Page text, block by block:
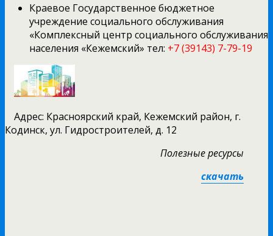
Краевое Государственное бюджетное
учреждение социального обслуживания
«Комплексный центр социального обслуживания
населения «Кежемский» тел: +7 (39143) 7-79-19
Адрес: Красноярский край, Кежемский район, г.
Кодинск, ул. Гидростроителей, д. 12
Полезные ресурсы
скачать